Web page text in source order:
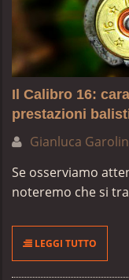
Il Calibro 16:
prestazioni
Gianluca
Se osserviamo
noteremo che si
LEGGI TUTTO